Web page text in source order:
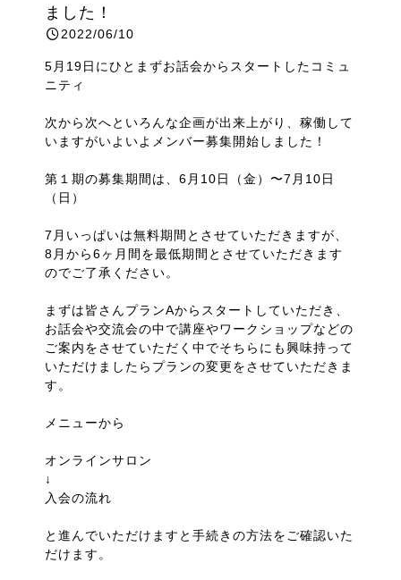
ました！
2022/06/10
5月19日にひとまずお話会からスタートしたコミュ
ニティ
次から次へといろんな企画が出来上がり、稼働して
いますがいよいよメンバー募集開始しました！
第１期の募集期間は、6月10日（金）〜7月10日
（日）
7月いっぱいは無料期間とさせていただきますが、
8月から6ヶ月間を最低期間とさせていただきます
のでご了承ください。
まずは皆さんプランAからスタートしていただき、
お話会や交流会の中で講座やワークショップなどの
ご案内をさせていただく中でそちらにも興味持って
いただけましたらプランの変更をさせていただきま
す。
メニューから
オンラインサロン
↓
入会の流れ
と進んでいただけますと手続きの方法をご確認いた
だけます。